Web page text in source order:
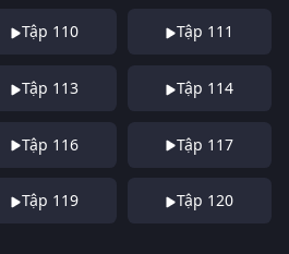
Tập 110 Tập 111
Tập 113 Tập 114
Tập 116 Tập 117
Tập 119 Tập 120